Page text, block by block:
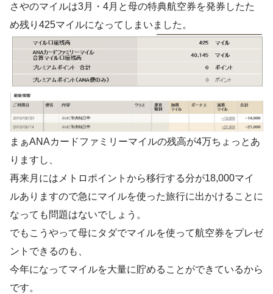
さやのマイルは3月・4月と母の特典航空券を発券したた
め残り425マイルになってしまいました。
まぁANAカードファミリーマイルの残高が4万ちょっとあ
りますし、
再来月にはメトロポイントから移行する分が18,000マイ
ルありますので急にマイルを使った旅行に出かけることに
なっても問題はないでしょう。
でもこうやって母にタダでマイルを使って航空券をプレゼ
ントできるのも、
今年になってマイルを大量に貯めることができているから
です。